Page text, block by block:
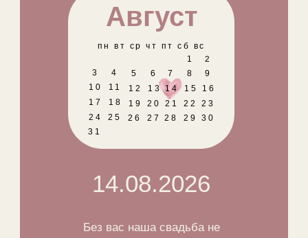
31
30
28 29
3
23
24
25 26 27
21 22
16
17
18 19 20
13 14 15
2
4 5 6 7 8
9
10
11 12
1
пн вт ср чт пт сб вс
Август
14.08.2026
Без вас наша свадьба не